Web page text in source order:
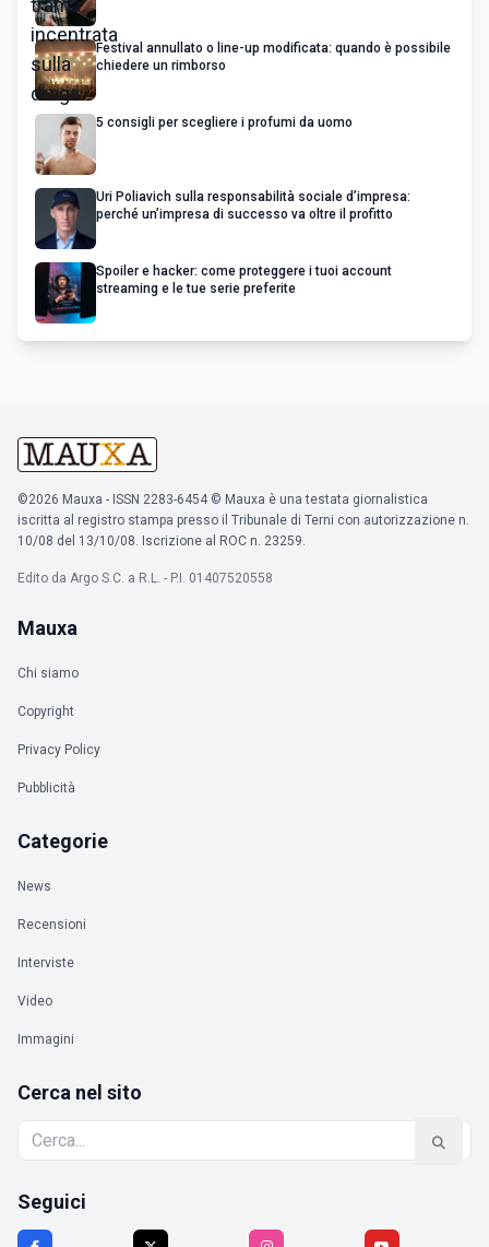
Festival annullato o line-up modificata: quando è possibile
chiedere un rimborso
5 consigli per scegliere i profumi da uomo
Uri Poliavich sulla responsabilità sociale d’impresa:
perché un’impresa di successo va oltre il profitto
Spoiler e hacker: come proteggere i tuoi account
streaming e le tue serie preferite
©2026 Mauxa - ISSN 2283-6454 © Mauxa è una testata giornalistica
iscritta al registro stampa presso il Tribunale di Terni con autorizzazione n.
10/08 del 13/10/08. Iscrizione al ROC n. 23259.
Edito da Argo S.C. a R.L. - P.I. 01407520558
Mauxa
Chi siamo
Copyright
Privacy Policy
Pubblicità
Categorie
News
Recensioni
Interviste
Video
Immagini
Cerca nel sito
Seguici